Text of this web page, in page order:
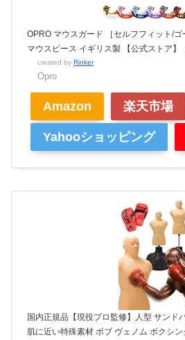
OPRO マウスガード ［セルフフィット/
マウスピース イギリス製 【公式ストア】
created by Rinker
Opro
Amazon 楽天市場
Yahooショッピング
国内正規品【現役プロ監修】人型 サンド
肌に近い特殊素材 ボブ ヴェノム ボクシ